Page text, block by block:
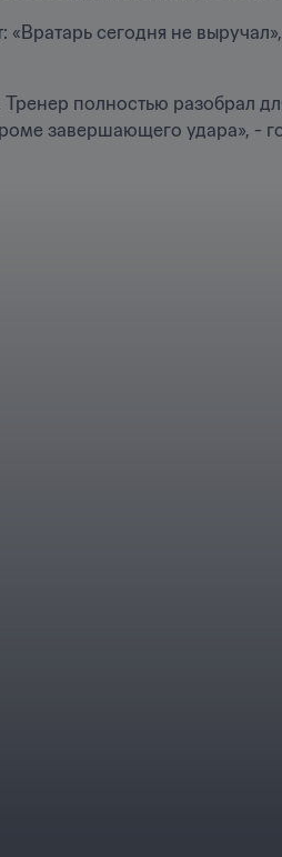
сегодня не
полностью разобрал
завершающего удара», -